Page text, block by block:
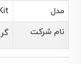
مدل
نام شرکت